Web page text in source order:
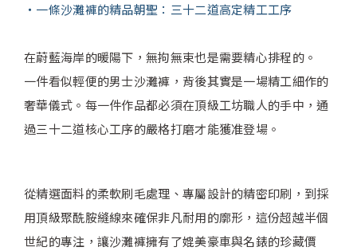
一條沙灘褲的精品朝聖：三十二道高定精工工序
在蔚藍海岸的暖陽下，無拘無束也是需要精心排程的。
一件看似輕便的男士沙灘褲，背後其實是一場精工細作的
奢華儀式。每一件作品都必須在頂級工坊職人的手中，通
過三十二道核心工序的嚴格打磨才能獲准登場。
從精選面料的柔軟刷毛處理、專屬設計的精密印刷，到採
用頂級聚酰胺縫線來確保非凡耐用的廓形，這份超越半個
世紀的專注，讓沙灘褲擁有了媲美豪車與名錶的珍藏價